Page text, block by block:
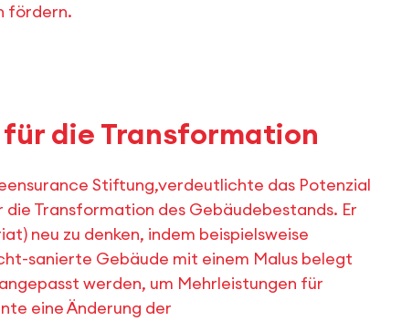
fördern.
die Transformation
Stiftung,verdeutlichte das Potenzial
Transformation des Gebäudebestands. Er
neu zu denken, indem beispielsweise
sanierte Gebäude mit einem Malus belegt
werden, um Mehrleistungen für
eine Änderung der